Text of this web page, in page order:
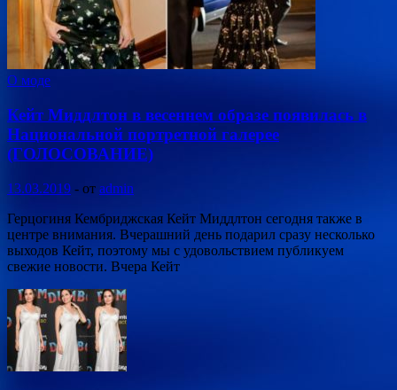
О моде
Кейт Миддлтон в весеннем образе появилась в
Национальной портретной галерее
(ГОЛОСОВАНИЕ)
13.03.2019 - от admin
Герцогиня Кембриджская Кейт Миддлтон сегодня также в
центре внимания. Вчерашний день подарил сразу несколько
выходов Кейт, поэтому мы с удовольствием публикуем
свежие новости. Вчера Кейт